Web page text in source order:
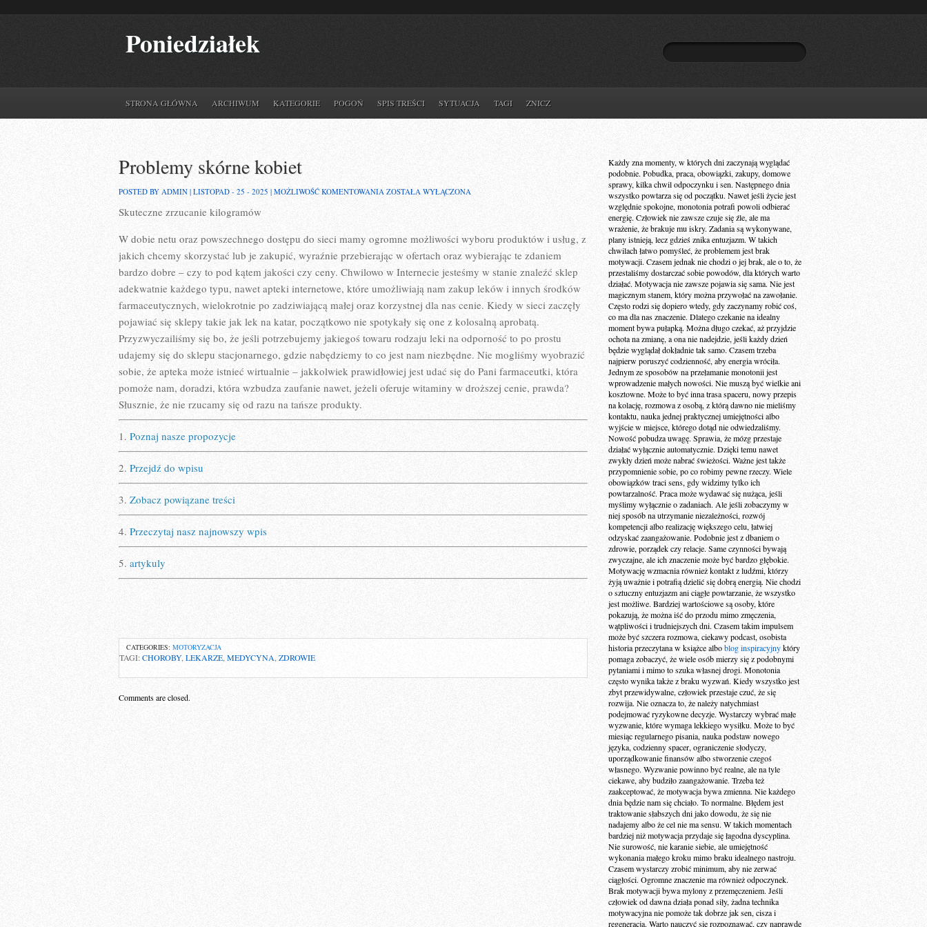
Poniedziałek
STRONA GŁÓWNA ARCHIWUM KATEGORIE POGOŃ SPIS TREŚCI SYTUACJA TAGI ZNICZ
Problemy skórne kobiet
POSTED BY ADMIN | LISTOPAD - 25 - 2025 | MOŻLIWOŚĆ KOMENTOWANIA PROBLEMY
ZOSTAŁA WYŁĄCZONA
Skuteczne zrzucanie kilogramów
W dobie netu oraz powszechnego dostępu do sieci mamy ogromne możliwości wyboru produktów i usług, z
jakich chcemy skorzystać lub je zakupić, wyraźnie przebierając w ofertach oraz wybierając te zdaniem
bardzo dobre – czy to pod kątem jakości czy ceny. Chwilowo w Internecie jesteśmy w stanie znaleźć sklep
adekwatnie każdego typu, nawet apteki internetowe, które umożliwiają nam zakup leków i innych środków
farmaceutycznych, wielokrotnie po zadziwiającą małej oraz korzystnej dla nas cenie. Kiedy w sieci zaczęły
pojawiać się sklepy takie jak lek na katar, początkowo nie spotykały się one z kolosalną aprobatą.
Przyzwyczailiśmy się bo, że jeśli potrzebujemy jakiegoś towaru rodzaju leki na odporność to po prostu
udajemy się do sklepu stacjonarnego, gdzie nabędziemy to co jest nam niezbędne. Nie mogliśmy wyobrazić
sobie, że apteka może istnieć wirtualnie – jakkolwiek prawidłowiej jest udać się do Pani farmaceutki, która
pomoże nam, doradzi, która wzbudza zaufanie nawet, jeżeli oferuje witaminy w droższej cenie, prawda?
Słusznie, że nie rzucamy się od razu na tańsze produkty.
1. Poznaj nasze propozycje
2. Przejdź do wpisu
3. Zobacz powiązane treści
4. Przeczytaj nasz najnowszy wpis
5. artykuly
CATEGORIES: MOTORYZACJA
TAGI:CHOROBY, LEKARZE MEDYCYNA ZDROWIE
Comments are closed.
Każdy zna momenty, w których dni zaczynają wyglądać
podobnie. Pobudka, praca, obowiązki, zakupy, domowe
sprawy, kilka chwil odpoczynku i sen. Następnego dnia
wszystko powtarza się od początku. Nawet jeśli życie jest
względnie spokojne, monotonia potrafi powoli odbierać
energię. Człowiek nie zawsze czuje się źle, ale ma
wrażenie, że brakuje mu iskry. Zadania są wykonywane,
plany istnieją, lecz gdzieś znika entuzjazm. W takich
chwilach łatwo pomyśleć, że problemem jest brak
motywacji. Czasem jednak nie chodzi o jej brak, ale o to, że
przestaliśmy dostarczać sobie powodów, dla których warto
działać. Motywacja nie zawsze pojawia się sama. Nie jest
magicznym stanem, który można przywołać na zawołanie.
Często rodzi się dopiero wtedy, gdy zaczynamy robić coś,
co ma dla nas znaczenie. Dlatego czekanie na idealny
moment bywa pułapką. Można długo czekać, aż przyjdzie
ochota na zmianę, a ona nie nadejdzie, jeśli każdy dzień
będzie wyglądał dokładnie tak samo. Czasem trzeba
najpierw poruszyć codzienność, aby energia wróciła.
Jednym ze sposobów na przełamanie monotonii jest
wprowadzenie małych nowości. Nie muszą być wielkie ani
kosztowne. Może to być inna trasa spaceru, nowy przepis
na kolację, rozmowa z osobą, z którą dawno nie mieliśmy
kontaktu, nauka jednej praktycznej umiejętności albo
wyjście w miejsce, którego dotąd nie odwiedzaliśmy.
Nowość pobudza uwagę. Sprawia, że mózg przestaje
działać wyłącznie automatycznie. Dzięki temu nawet
zwykły dzień może nabrać świeżości. Ważne jest także
przypomnienie sobie, po co robimy pewne rzeczy. Wiele
obowiązków traci sens, gdy widzimy tylko ich
powtarzalność. Praca może wydawać się nużąca, jeśli
myślimy wyłącznie o zadaniach. Ale jeśli zobaczymy w
niej sposób na utrzymanie niezależności, rozwój
kompetencji albo realizację większego celu, łatwiej
odzyskać zaangażowanie. Podobnie jest z dbaniem o
zdrowie, porządek czy relacje. Same czynności bywają
zwyczajne, ale ich znaczenie może być bardzo głębokie.
Motywację wzmacnia również kontakt z ludźmi, którzy
żyją uważnie i potrafią dzielić się dobrą energią. Nie chodzi
o sztuczny entuzjazm ani ciągłe powtarzanie, że wszystko
jest możliwe. Bardziej wartościowe są osoby, które
pokazują, że można iść do przodu mimo zmęczenia,
wątpliwości i trudniejszych dni. Czasem takim impulsem
może być szczera rozmowa, ciekawy podcast, osobista
historia przeczytana w książce alboblog inspiracyjnyktóry
pomaga zobaczyć, że wiele osób mierzy się z podobnymi
pytaniami i mimo to szuka własnej drogi. Monotonia
często wynika także z braku wyzwań. Kiedy wszystko jest
zbyt przewidywalne, człowiek przestaje czuć, że się
rozwija. Nie oznacza to, że należy natychmiast
podejmować ryzykowne decyzje. Wystarczy wybrać małe
wyzwanie, które wymaga lekkiego wysiłku. Może to być
miesiąc regularnego pisania, nauka podstaw nowego
języka, codzienny spacer, ograniczenie słodyczy,
uporządkowanie finansów albo stworzenie czegoś
własnego. Wyzwanie powinno być realne, ale na tyle
ciekawe, aby budziło zaangażowanie. Trzeba też
zaakceptować, że motywacja bywa zmienna. Nie każdego
dnia będzie nam się chciało. To normalne. Błędem jest
traktowanie słabszych dni jako dowodu, że się nie
nadajemy albo że cel nie ma sensu. W takich momentach
bardziej niż motywacja przydaje się łagodna dyscyplina.
Nie surowość, nie karanie siebie, ale umiejętność
wykonania małego kroku mimo braku idealnego nastroju.
Czasem wystarczy zrobić minimum, aby nie zerwać
ciągłości. Ogromne znaczenie ma również odpoczynek.
Brak motywacji bywa mylony z przemęczeniem. Jeśli
człowiek od dawna działa ponad siły, żadna technika
motywacyjna nie pomoże tak dobrze jak sen, cisza i
regeneracja. Warto nauczyć się rozpoznawać, czy naprawdę